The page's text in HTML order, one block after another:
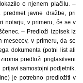
o njenem plačilu. –
javne dražbe, pri
notarju, v primeru, če se v
– Predloži izpisek iz
v primeru, da se
dokumenta (potni list ali
predloži priglasitveni
prijavi samostojni podjetnik.
je potrebno predložiti v